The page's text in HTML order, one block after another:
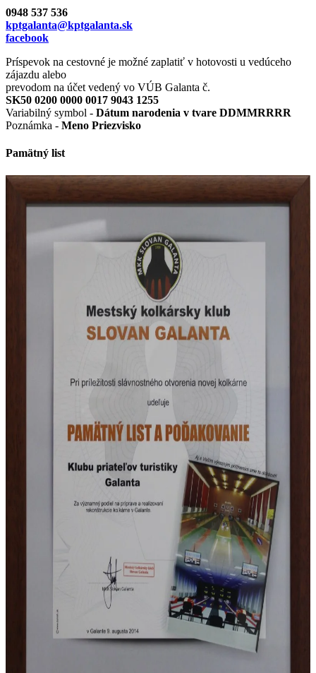
0948 537 536
kptgalanta@kptgalanta.sk
facebook
Príspevok na cestovné je možné zaplatiť v hotovosti u vedúceho
zájazdu alebo
prevodom na účet vedený vo VÚB Galanta č.
SK50 0200 0000 0017 9043 1255
Variabilný symbol - Dátum narodenia v tvare DDMMRRRR
Poznámka - Meno Priezvisko
Pamätný list